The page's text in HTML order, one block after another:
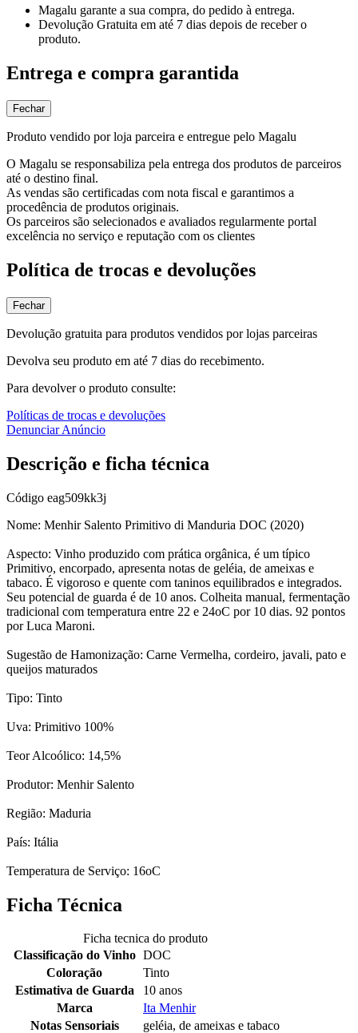
Magalu garante a sua compra, do pedido à entrega.
Devolução Gratuita em até 7 dias depois de receber o
produto.
Entrega e compra garantida
Fechar
Produto vendido por loja parceira e entregue pelo Magalu
O Magalu se responsabiliza pela entrega dos produtos de parceiros
até o destino final.
As vendas são certificadas com nota fiscal e garantimos a
procedência de produtos originais.
Os parceiros são selecionados e avaliados regularmente portal
excelência no serviço e reputação com os clientes
Política de trocas e devoluções
Fechar
Devolução gratuita para produtos vendidos por lojas parceiras
Devolva seu produto em até 7 dias do recebimento.
Para devolver o produto consulte:
Políticas de trocas e devoluções
Denunciar Anúncio
Descrição e ficha técnica
Código eag509kk3j
Nome: Menhir Salento Primitivo di Manduria DOC (2020)
Aspecto: Vinho produzido com prática orgânica, é um típico
Primitivo, encorpado, apresenta notas de geléia, de ameixas e
tabaco. É vigoroso e quente com taninos equilibrados e integrados.
Seu potencial de guarda é de 10 anos. Colheita manual, fermentação
tradicional com temperatura entre 22 e 24oC por 10 dias. 92 pontos
por Luca Maroni.
Sugestão de Hamonização: Carne Vermelha, cordeiro, javali, pato e
queijos maturados
Tipo: Tinto
Uva: Primitivo 100%
Teor Alcoólico: 14,5%
Produtor: Menhir Salento
Região: Maduria
País: Itália
Temperatura de Serviço: 16oC
Ficha Técnica
Ficha tecnica do produto
Classificação do Vinho DOC
Coloração
Tinto
Estimativa de Guarda
10 anos
Marca
Ita Menhir
Notas Sensoriais
geléia, de ameixas e tabaco